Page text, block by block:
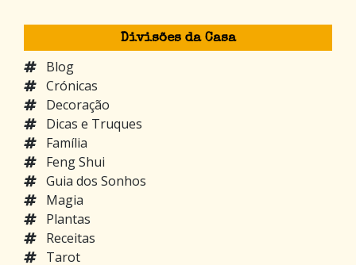
Divisões da Casa
Blog
Crónicas
Decoração
Dicas e Truques
Família
Feng Shui
Guia dos Sonhos
Magia
Plantas
Receitas
Tarot